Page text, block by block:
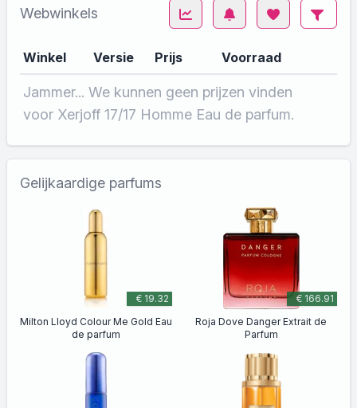
Webwinkels
Winkel Versie Prijs Voorraad
Jammer... We kunnen geen prijzen vinden
voor Xerjoff 17/17 Homme Eau de parfum.
Gelijkaardige parfums
€ 19.32
Milton Lloyd Colour Me Gold Eau
de parfum
€ 166.91
Roja Dove Danger Extrait de
Parfum